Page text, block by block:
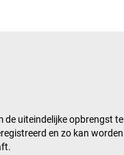
uiteindelijke opbrengst
en zo kan
.